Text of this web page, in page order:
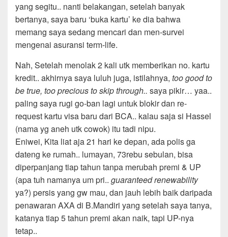
yang segitu.. nanti belakangan, setelah banyak
bertanya, saya baru ‘buka kartu’ ke dia bahwa
memang saya sedang mencari dan men-survei
mengenai asuransi term-life.
Nah, Setelah menolak 2 kali utk memberikan no. kartu
kredit.. akhirnya saya luluh juga, istilahnya, too good to
be true, too precious to skip through.. saya pikir… yaa..
paling saya rugi go-ban lagi untuk blokir dan re-
request kartu visa baru dari BCA.. kalau saja si Hassel
(nama yg aneh utk cowok) itu tadi nipu.
Eniwei, Kita liat aja 21 hari ke depan, ada polis ga
dateng ke rumah.. lumayan, 73rebu sebulan, bisa
diperpanjang tiap tahun tanpa merubah premi & UP
(apa tuh namanya um pri.. guaranteed renewability
ya?) persis yang gw mau, dan jauh lebih baik daripada
penawaran AXA di B.Mandiri yang setelah saya tanya,
katanya tiap 5 tahun premi akan naik, tapi UP-nya
tetap..